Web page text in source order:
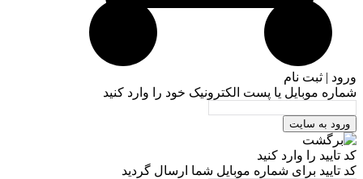
ورود | ثبت نام
شماره موبایل یا پست الکترونیک خود را وارد کنید
ورود به سایت
کد تایید را وارد کنید
کد تایید برای شماره موبایل شما ارسال گردید